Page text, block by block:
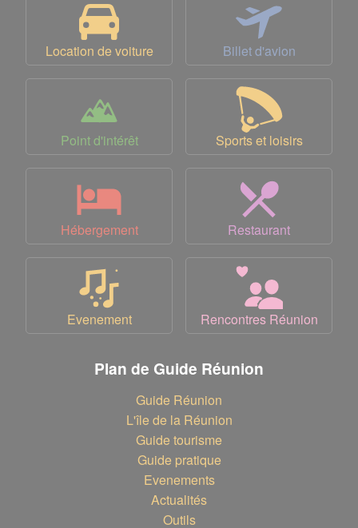
Location de voiture Billet d'avion
Point d'intérêt Sports et loisirs
Hébergement Restaurant
Evenement Rencontres Réunion
Plan de Guide Réunion
Guide Réunion
L'île de la Réunion
Guide tourisme
Guide pratique
Evenements
Actualités
Outils